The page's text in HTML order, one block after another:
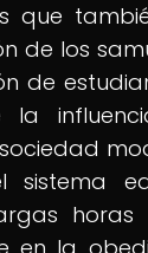
que
de los
de
la
sistema